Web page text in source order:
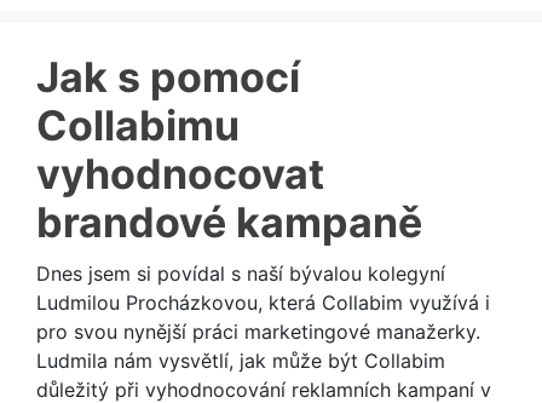
Jak s pomocí
Collabimu
vyhodnocovat
brandové kampaně
Dnes jsem si povídal s naší bývalou kolegyní
Ludmilou Procházkovou, která Collabim využívá i
pro svou nynější práci marketingové manažerky.
Ludmila nám vysvětlí, jak může být Collabim
důležitý při vyhodnocování reklamních kampaní v